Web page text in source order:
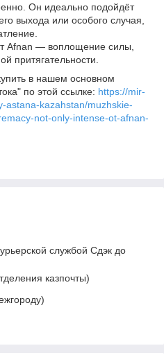
Он идеально подойдёт
выхода или особого случая,
Afnan — воплощение силы,
притягательности.
в нашем основном
по этой ссылке: https://mir-
astana-kazahstan/muzhskie-
not-only-intense-ot-afnan-
службой Сдэк до
казпочты)